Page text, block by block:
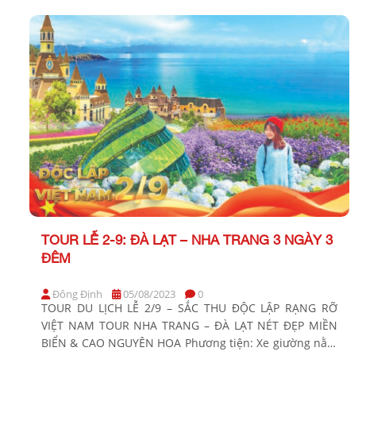
TOUR LỄ 2-9: ĐÀ LẠT – NHA TRANG 3 NGÀY 3
ĐÊM
Đông Định 05/08/2023 0
TOUR DU LỊCH LỄ 2/9 – SẮC THU ĐỘC LẬP RẠNG RỠ
VIỆT NAM TOUR NHA TRANG – ĐÀ LẠT NÉT ĐẸP MIỀN
BIỂN & CAO NGUYÊN HOA Phương tiện: Xe giường nằm